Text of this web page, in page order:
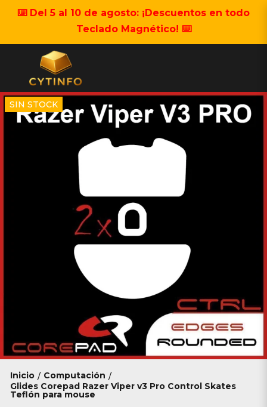
⌨️ Del 5 al 10 de agosto: ¡Descuentos en todo
Teclado Magnético! ⌨️
SIN STOCK
Inicio / Computación /
Glides Corepad Razer Viper v3 Pro Control Skates
Teflón para mouse